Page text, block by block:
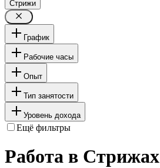
Стрижи
График
Рабочие часы
Опыт
Тип занятости
Уровень дохода
Ещё фильтры
Работа в Стрижах